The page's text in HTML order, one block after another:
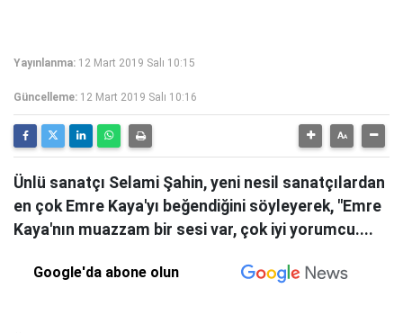
Yayınlanma: 12 Mart 2019 Salı 10:15
Güncelleme: 12 Mart 2019 Salı 10:16
Ünlü sanatçı Selami Şahin, yeni nesil sanatçılardan
en çok Emre Kaya'yı beğendiğini söyleyerek, "Emre
Kaya'nın muazzam bir sesi var, çok iyi yorumcu....
Google'da abone olun